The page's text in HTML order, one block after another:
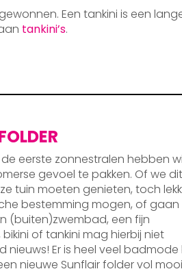
Een tankini is een
tankini’s.
eerste zonnestralen hebben
gevoel te pakken. Of we
tuin moeten genieten, toch
bestemming mogen, of gaan
(buiten)zwembad, een fijn
of tankini mag hierbij niet
nieuws! Er is heel veel
nieuwe Sunflair folder vol